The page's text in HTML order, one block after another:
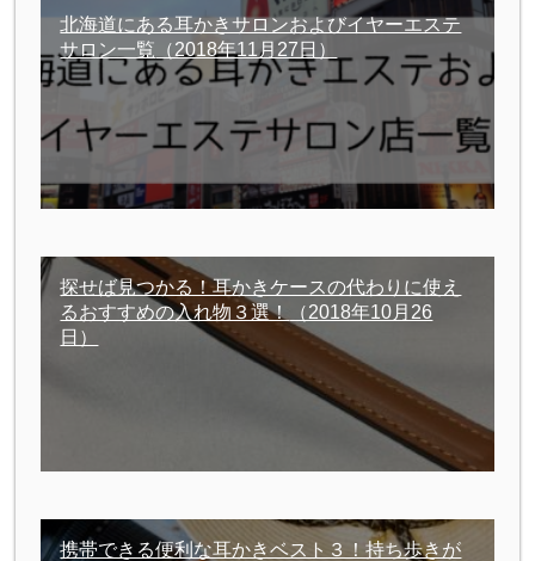
北海道にある耳かきサロンおよびイヤーエステ
サロン一覧 （2018年11月27日）
探せば見つかる！耳かきケースの代わりに使え
るおすすめの入れ物３選！
（2018年10月26
日）
携帯できる便利な耳かきベスト３！持ち歩きが